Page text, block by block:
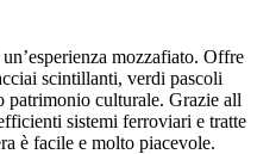
mozzafiato. Offre
scintillanti, verdi pascoli
patrimonio culturale. Grazie all
sistemi ferroviari e tratte
è facile e molto piacevole.